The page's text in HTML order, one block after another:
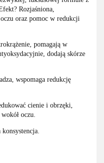
Rozjaśniona,
oraz pomoc w redukcji
pomagają w
dodają skórze
wspomaga redukcję
cienie i obrzęki,
oczu.